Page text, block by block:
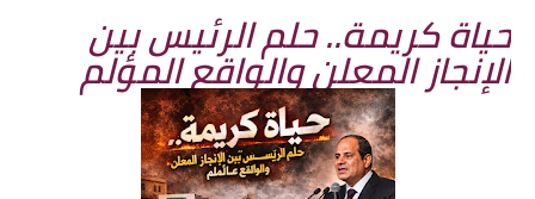
حياة كريمة.. حلم الرئيس بين
الإنجاز المعلن والواقع المؤلم